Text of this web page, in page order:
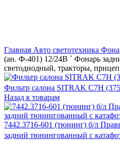
Главная Авто светотехника
(ан. Ф-401) 12/24В ` Фонарь
светодиодный, тракторы, прицеп
Фильтр салона SITRAK C7H
Назад к товарам
7442.3716-601 (тюнинг) б/л
задний тюнингованный с